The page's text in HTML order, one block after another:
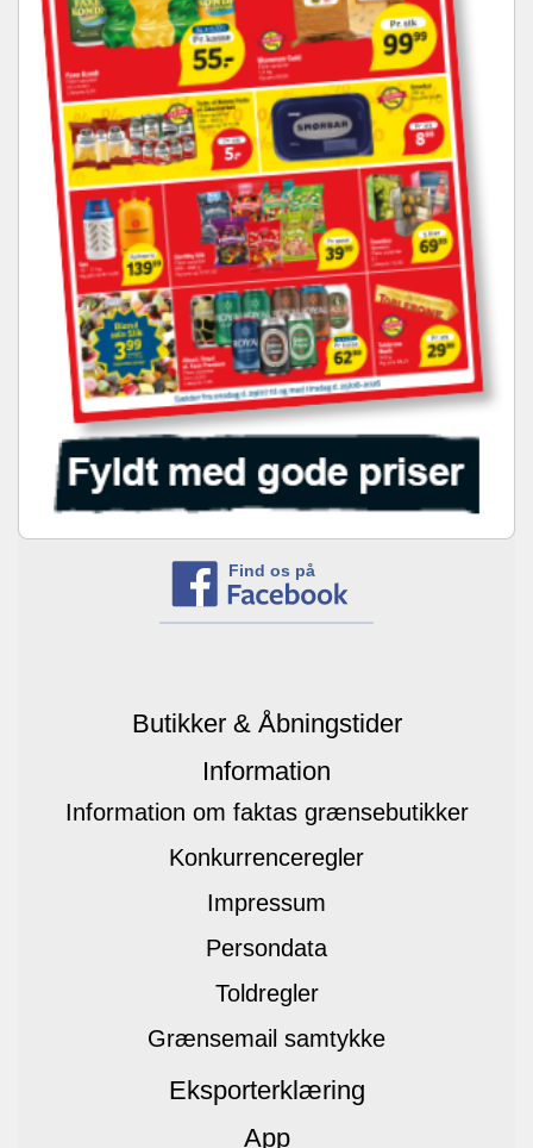
Find os på
Butikker & Åbningstider
Information
Information om faktas grænsebutikker
Konkurrenceregler
Impressum
Persondata
Toldregler
Grænsemail samtykke
Eksporterklæring
App